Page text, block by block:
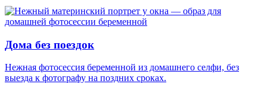
Дома без поездок
Нежная фотосессия беременной из домашнего селфи, без
выезда к фотографу на поздних сроках.